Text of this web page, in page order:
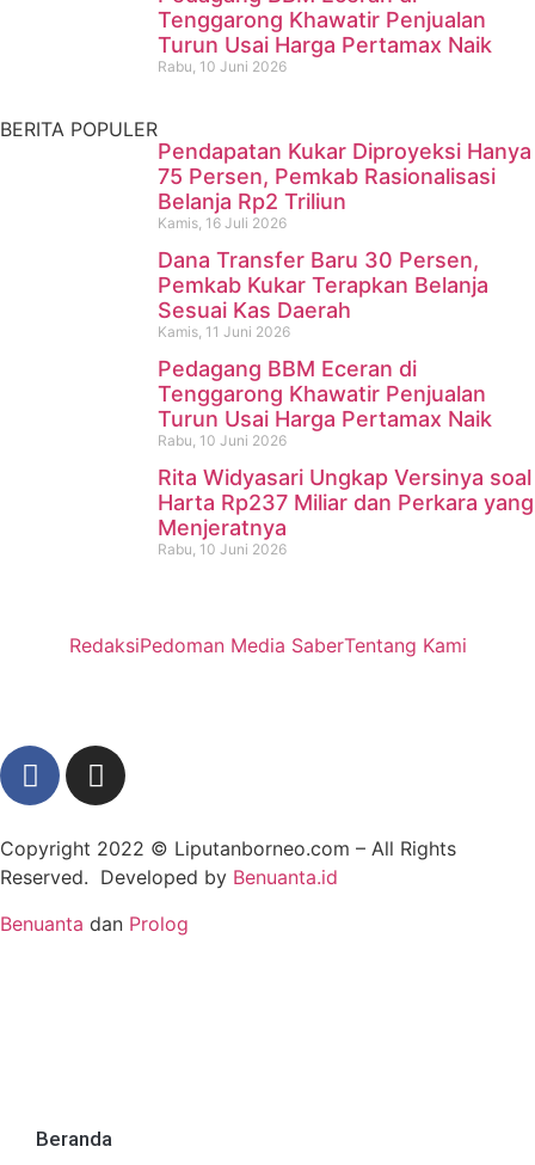
Tenggarong Khawatir Penjualan
Turun Usai Harga Pertamax Naik
Rabu, 10 Juni 2026
Mahakam
BERITA POPULER
Pendapatan Kukar Diproyeksi Hanya
75 Persen, Pemkab Rasionalisasi
Belanja Rp2 Triliun
Kamis, 16 Juli 2026
Dana Transfer Baru 30 Persen,
Pemkab Kukar Terapkan Belanja
Sesuai Kas Daerah
Kamis, 11 Juni 2026
Pedagang BBM Eceran di
Tenggarong Khawatir Penjualan
Turun Usai Harga Pertamax Naik
Rabu, 10 Juni 2026
Rita Widyasari Ungkap Versinya soal
Harta Rp237 Miliar dan Perkara yang
Menjeratnya
Rabu, 10 Juni 2026
RedaksiPedoman Media SaberTentang Kami
Copyright 2022 © Liputanborneo.com – All Rights
Reserved. Developed by Benuanta.id
Benuanta dan Prolog
Beranda